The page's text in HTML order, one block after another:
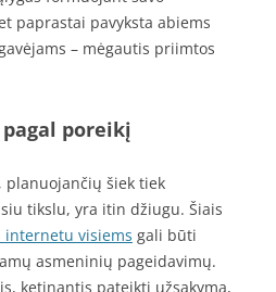
paprastai pavyksta abiems
– mėgautis priimtos
poreikį
planuojančių šiek tiek
tikslu, yra itin džiugu. Šiais
internetu visiems gali būti
asmeninių pageidavimų.
ketinantis pateikti užsakymą,